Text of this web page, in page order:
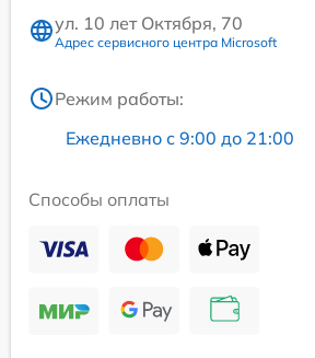
ул. 10 лет Октября, 70
Адрес сервисного центра Microsoft
Режим работы:
Ежедневно с 9:00 до 21:00
Способы оплаты